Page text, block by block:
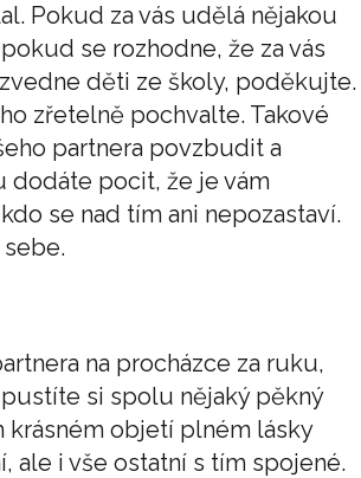
Pokud za vás udělá nějakou
se rozhodne, že za vás
děti ze školy, poděkujte.
zřetelně pochvalte. Takové
partnera povzbudit a
dodáte pocit, že je vám
se nad tím ani nepozastaví.
na procházce za ruku,
si spolu nějaký pěkný
objetí plném lásky
ale i vše ostatní s tím spojené.